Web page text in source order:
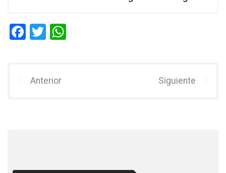
F
b
T
er
Anterior Siguiente